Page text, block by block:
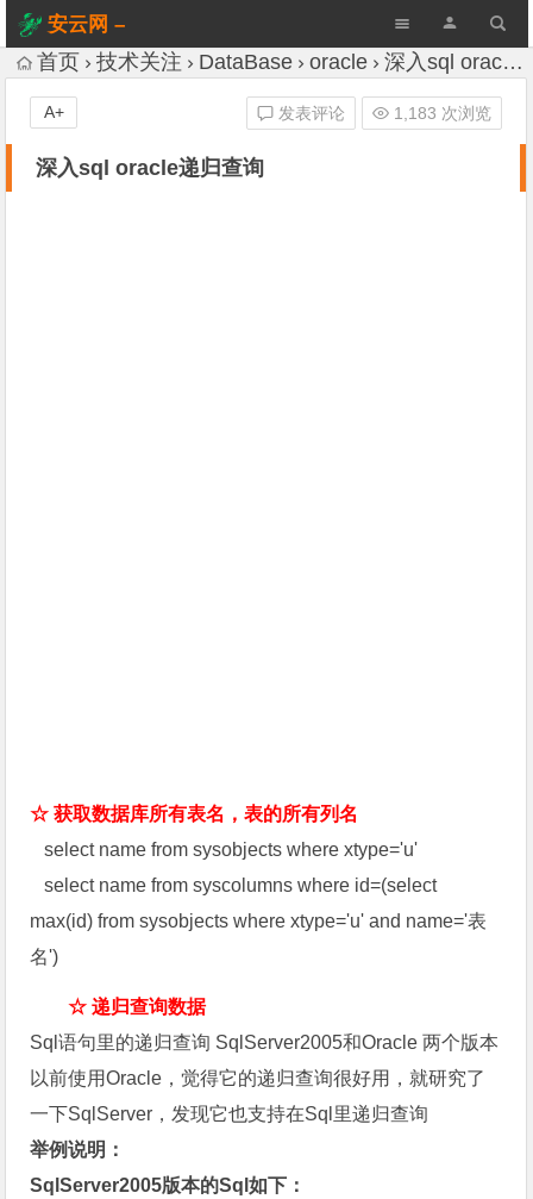
安云网 –
AnYun.ORG
首页 技术关注 DataBase oracle 深入sql oracle递归查询
深入sql oracle递归查询
发表评论 1,183 次浏览
A+
☆ 获取数据库所有表名，表的所有列名
select name from sysobjects where xtype='u'
select name from syscolumns where id=(select
max(id) from sysobjects where xtype='u' and name='表
名')
☆ 递归查询数据
Sql语句里的递归查询 SqlServer2005和Oracle 两个版本
以前使用Oracle，觉得它的递归查询很好用，就研究了
一下SqlServer，发现它也支持在Sql里递归查询
举例说明：
SqlServer2005版本的Sql如下：